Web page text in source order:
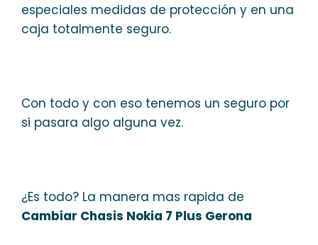
especiales medidas de protección y en una
caja totalmente seguro.
Con todo y con eso tenemos un seguro por
si pasara algo alguna vez.
¿Es todo? La manera mas rapida de
Cambiar Chasis Nokia 7 Plus Gerona